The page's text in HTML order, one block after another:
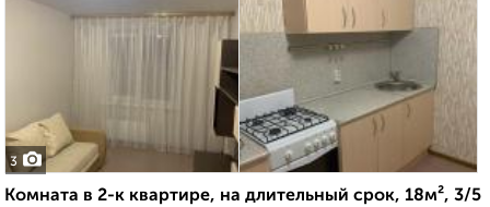
3
Комната в 2-к квартире, на длительный срок, 18м², 3/5